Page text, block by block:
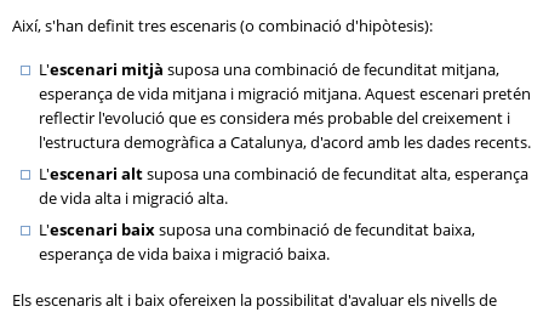
Així, s'han definit tres escenaris (o combinació d'hipòtesis):
L'escenari mitjà suposa una combinació de fecunditat mitjana,
esperança de vida mitjana i migració mitjana. Aquest escenari pretén
reflectir l'evolució que es considera més probable del creixement i
l'estructura demogràfica a Catalunya, d'acord amb les dades recents.
L'escenari altsuposa una combinació de fecunditat alta, esperança
de vida alta i migració alta.
L'escenari baixsuposa una combinació de fecunditat baixa,
esperança de vida baixa i migració baixa.
Els escenaris alt i baix ofereixen la possibilitat d'avaluar els nivells de